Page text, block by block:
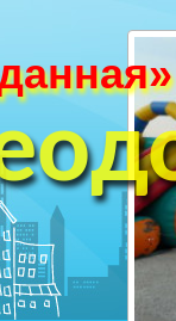
Крыма